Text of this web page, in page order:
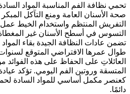
تحمي نظافة الفم المناسبة المواد
صحة الأسنان العامة ومنع التآكل
التفريش المنتظم واستخدام الخيط عمل
التسوس في أسطح الأسنان غير
تضمن عادات النظافة الجيدة بقاء
طوال عمرها الافتراضي المتوقع
العائلاتِ على الحفاظ على هذه الفوائد
المتسقة وروتين الفم اليومي. تؤكد
كعنصر مكمل أساسي للمواد السادة
دائمًا.